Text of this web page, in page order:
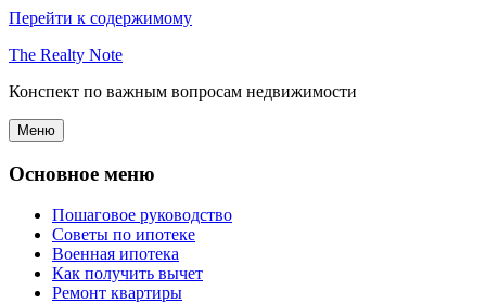
Перейти к содержимому
The Realty Note
Конспект по важным вопросам недвижимости
Меню
Основное меню
Пошаговое руководство
Советы по ипотеке
Военная ипотека
Как получить вычет
Ремонт квартиры